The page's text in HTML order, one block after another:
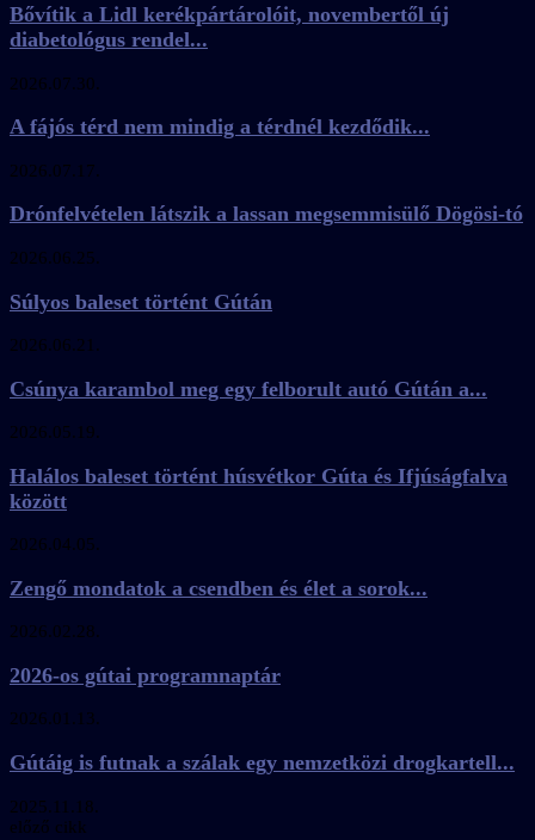
Bővítik a Lidl kerékpártárolóit, novembertől új
diabetológus rendel...
2026.07.30.
A fájós térd nem mindig a térdnél kezdődik...
2026.07.17.
Drónfelvételen látszik a lassan megsemmisülő Dögösi-tó
2026.06.25.
Súlyos baleset történt Gútán
2026.06.21.
Csúnya karambol meg egy felborult autó Gútán a...
2026.05.19.
Halálos baleset történt húsvétkor Gúta és Ifjúságfalva
között
2026.04.05.
Zengő mondatok a csendben és élet a sorok...
2026.02.28.
2026-os gútai programnaptár
2026.01.13.
Gútáig is futnak a szálak egy nemzetközi drogkartell...
2025.11.18.
előző cikk